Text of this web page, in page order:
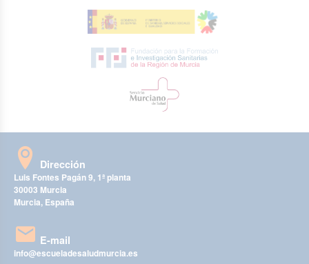
Dirección
Luis Fontes Pagán 9, 1ª planta
30003 Murcia
Murcia, España
E-mail
info@escueladesaludmurcia.es